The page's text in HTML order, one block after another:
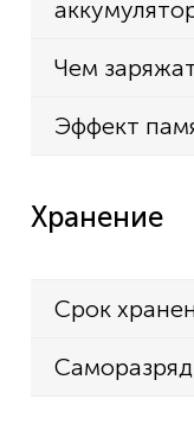
DT-292
SAMSUNG
SP-R5050
Чем
Эффект
Хранение
Срок
Саморазряд